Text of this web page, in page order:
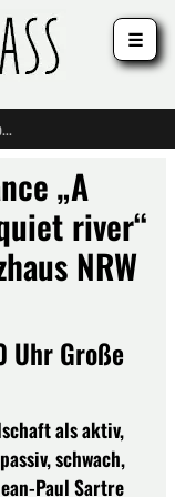
Inklusive Tanzperformance „A performance is a long quiet river“ von Céline Bellut - tanzhaus NRW in Düsseldorf
„A
river“
NRW
Uhr Große
als aktiv,
schwach,
Paul Sartre
☰